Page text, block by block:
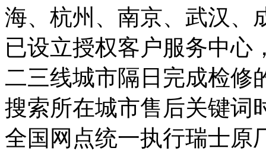
海、杭州、南京、武汉、
已设立授权客户服务中心
二三线城市隔日完成检修
搜索所在城市售后关键词
全国网点统一执行瑞士原